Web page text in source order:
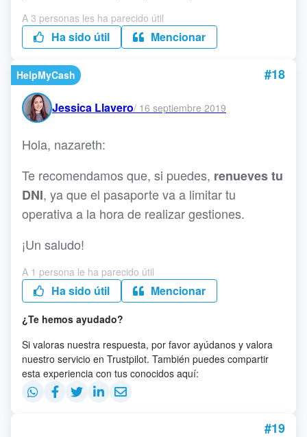
A 3 personas les ha parecido útil
Ha sido útil Mencionar
HelpMyCash #18
Jessica Llavero/ 16 septiembre 2019
Hola, nazareth:
Te recomendamos que, si puedes, renueves tu
DNI, ya que el pasaporte va a limitar tu
operativa a la hora de realizar gestiones.
¡Un saludo!
A 1 persona le ha parecido útil
Ha sido útil Mencionar
¿Te hemos ayudado?
Si valoras nuestra respuesta, por favor ayúdanos y valora
nuestro servicio en Trustpilot. También puedes compartir
esta experiencia con tus conocidos aquí:
#19